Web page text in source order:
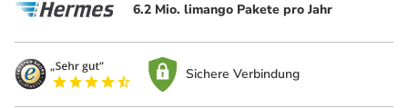
6.2 Mio. limango Pakete pro Jahr
Sichere Verbindung